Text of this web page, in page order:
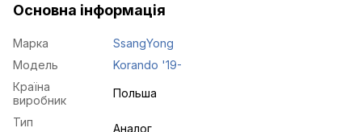
Основна інформація
Марка
SsangYong
Модель
Korando '19-
Країна
виробник
Польша
Тип
Аналог